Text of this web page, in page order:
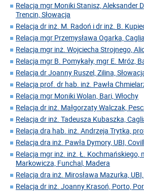
Relacja mgr Moniki Stanisz, Aleksander
Trencin, Słowacja
Relacja dr inż. M. Radoń i dr inż. B.
Relacja mgr Przemysława Ogarka,
Relacja mgr inż. Wojciecha Strojnego,
Relacja mgr B. Pomykały, mgr E. Mróz,
Relacja dr Joanny Ruszel, Zilina,
Relacja prof. dr hab. inż. Pawła
Relacja mgr Moniki Wolan, Bari, Włochy
Relacja dr inż. Małgorzaty Walczak,
Relacja dr inż. Tadeusza Kubaszka,
Relacja dra hab. inż. Andrzeja Trytka,
Relacja dra inż. Pawła Dymory, UBI,
Relacja mgr inż. inż. Ł. Kochmańskiego,
Markowicza, Funchal, Madera
Relacja dra inż. Mirosława Mazurka,
Relacja dr inż. Joanny Krasoń, Porto,